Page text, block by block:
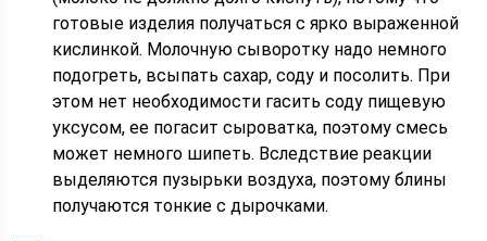
готовые изделия получаться с ярко выраженной
кислинкой. Молочную сыворотку надо немного
подогреть, всыпать сахар, соду и посолить. При
этом нет необходимости гасить соду пищевую
уксусом, ее погасит сыроватка, поэтому смесь
может немного шипеть. Вследствие реакции
выделяются пузырьки воздуха, поэтому блины
получаются тонкие с дырочками.